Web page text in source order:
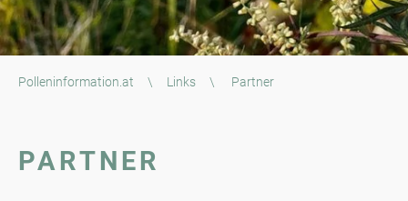
Polleninformation.at \ Links \ Partner
PARTNER